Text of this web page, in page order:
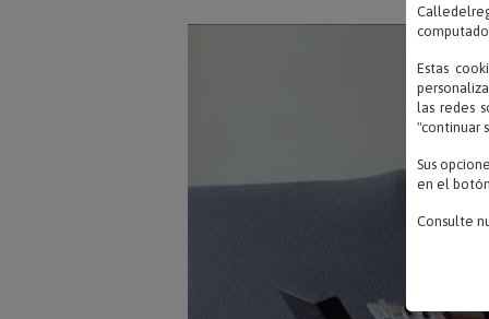
Estas
las redes
"continuar
Sus
en el
Consulte